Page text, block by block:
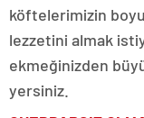
köftelerimizin
lezzetini almak
ekmeğinizden
yersiniz.